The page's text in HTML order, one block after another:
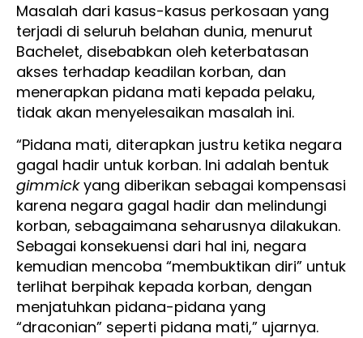
Masalah dari kasus-kasus perkosaan yang
terjadi di seluruh belahan dunia, menurut
Bachelet, disebabkan oleh keterbatasan
akses terhadap keadilan korban, dan
menerapkan pidana mati kepada pelaku,
tidak akan menyelesaikan masalah ini.
“Pidana mati, diterapkan justru ketika negara
gagal hadir untuk korban. Ini adalah bentuk
gimmickyang diberikan sebagai kompensasi
karena negara gagal hadir dan melindungi
korban, sebagaimana seharusnya dilakukan.
Sebagai konsekuensi dari hal ini, negara
kemudian mencoba “membuktikan diri” untuk
terlihat berpihak kepada korban, dengan
menjatuhkan pidana-pidana yang
“draconian” seperti pidana mati,” ujarnya.